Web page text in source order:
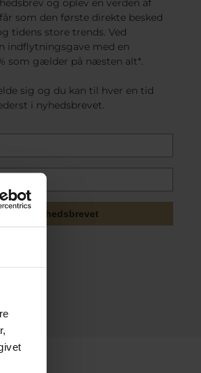
og oplev en verden af
som den første direkte besked
tidens store trends. Ved
indflytningsgave med en
som gælder på næsten alt*.
sig og du kan til hver en tid
i nyhedsbrevet.
mig nyhedsbrevet